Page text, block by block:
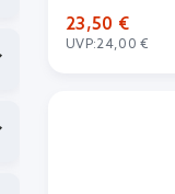
23,50 €
UVP:24,00 €